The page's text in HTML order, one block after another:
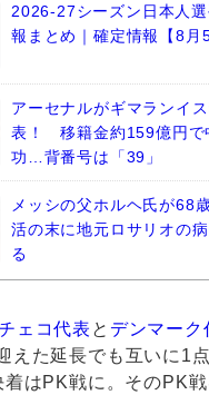
2026-27シーズン日本人
報まとめ｜確定情報【8月5
アーセナルがギマランイ
表！ 移籍金約159億円で
功…背番号は「39」
メッシの父ホルヘ氏が68
活の末に地元ロサリオの
る
ェコ代表 と デンマーク
えた延長でも互いに1
着はPK戦に。そのPK